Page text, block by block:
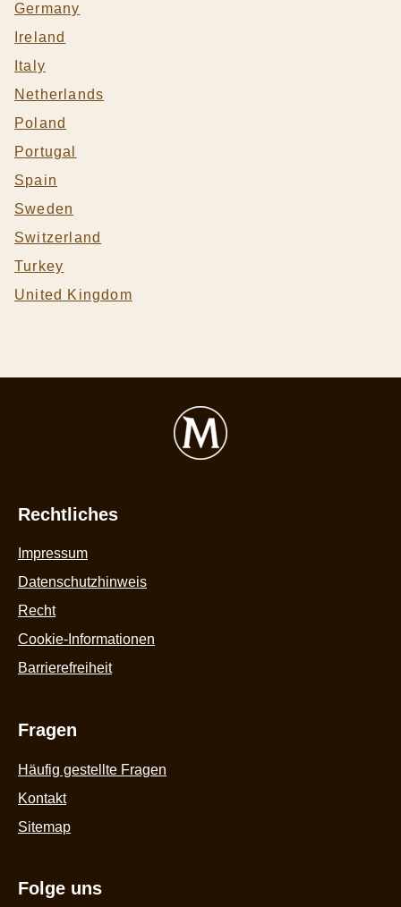
Germany
Ireland
Italy
Netherlands
Poland
Portugal
Spain
Sweden
Switzerland
Turkey
United Kingdom
Rechtliches
Impressum
Datenschutzhinweis
Recht
Cookie-Informationen
Barrierefreiheit
Fragen
Häufig gestellte Fragen
Kontakt
Sitemap
Folge uns